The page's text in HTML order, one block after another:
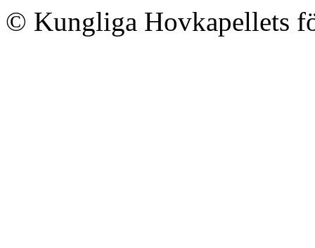
© Kungliga Hovkapellets